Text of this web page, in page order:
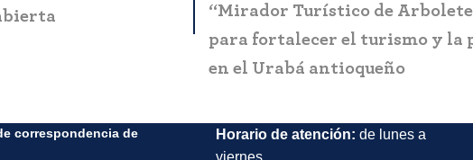
casos de fraude y
manual que simplifica la
presentación de programas y
proyectos en el sector turismo
correspondencia de
Horario de atención: de lunes a
viernes